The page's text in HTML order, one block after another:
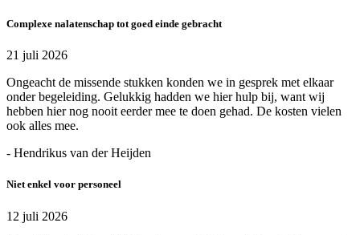
Complexe nalatenschap tot goed einde gebracht
21 juli 2026
Ongeacht de missende stukken konden we in gesprek met elkaar
onder begeleiding. Gelukkig hadden we hier hulp bij, want wij
hebben hier nog nooit eerder mee te doen gehad. De kosten vielen
ook alles mee.
- Hendrikus van der Heijden
Niet enkel voor personeel
12 juli 2026